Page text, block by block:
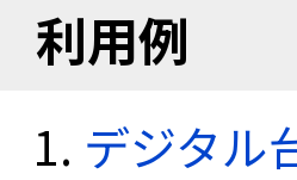
利用例
デジタル